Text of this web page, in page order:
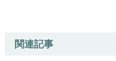
関連記事